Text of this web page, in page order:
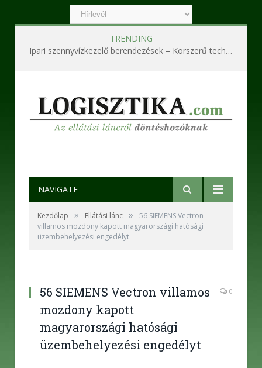
TRENDING
Ipari szennyvízkezelő berendezések – Korszerű technológiák a hatékony és fenntartható működésért
NAVIGATE
Kezdőlap » Ellátási lánc »
56 SIEMENS Vectron
villamos mozdony kapott magyarországi hatósági
üzembehelyezési engedélyt
56 SIEMENS Vectron villamos
mozdony kapott
magyarországi hatósági
üzembehelyezési engedélyt
0